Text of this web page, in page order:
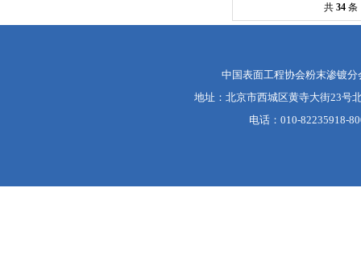
共 34 条
中国表面工程协会粉末渗镀分
地址：北京市西城区黄寺大街23号
电话：010-82235918-